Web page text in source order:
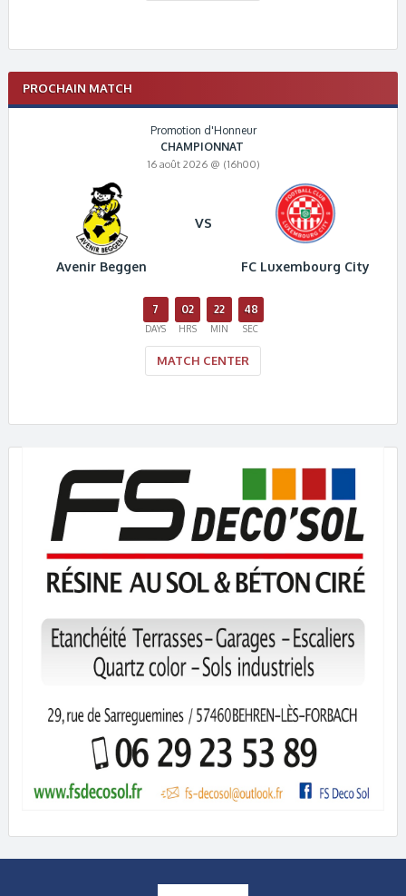
PROCHAIN MATCH
Promotion d'Honneur
CHAMPIONNAT
16 août 2026 @ (16h00)
Avenir Beggen
VS
FC Luxembourg City
7
DAYS
02
HRS
22
MIN
48
SEC
MATCH CENTER